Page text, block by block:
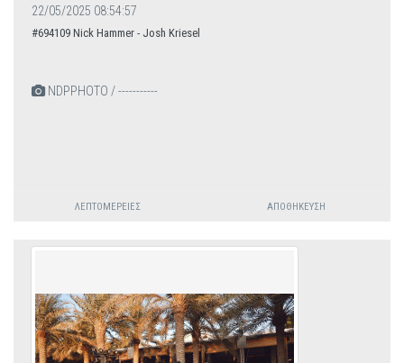
22/05/2025 08:54:57
#694109 Nick Hammer - Josh Kriesel
NDPPHOTO / -----------
ΛΕΠΤΟΜΈΡΕΙΕΣ ΑΠΟΘΉΚΕΥΣΗ